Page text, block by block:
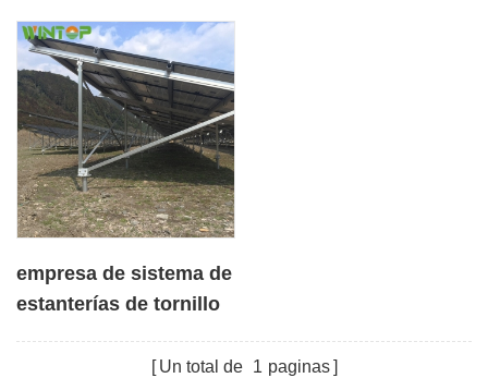
empresa de sistema de
estanterías de tornillo
fotovoltaica de Un total de 1 paginas